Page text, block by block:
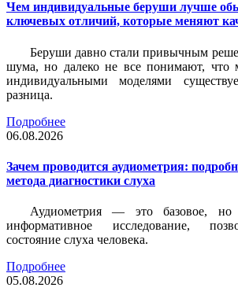
Чем индивидуальные беруши лучше
ключевых отличий, которые меняют
Беруши давно стали привычным
шума, но далеко не все понимают,
индивидуальными моделями
разница.
Подробнее
06.08.2026
Зачем проводится аудиометрия:
метода диагностики слуха
Аудиометрия — это базовое,
информативное исследование,
состояние слуха человека.
Подробнее
05.08.2026